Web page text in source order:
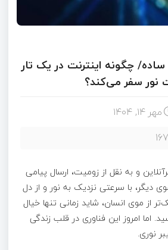
ساده/ چگونه اینترنت در یک تار
سفر می‌کند؟
مهر ۱۴, ۱۴۰۴
167
و به نقل از زومیت، ارسال پیامی
دیگر، با سرعتی نزدیک به نور و از دل
از موی انسان، شاید زمانی تنها خیال
اما امروز این فناوری در قلب زندگی
نوری.